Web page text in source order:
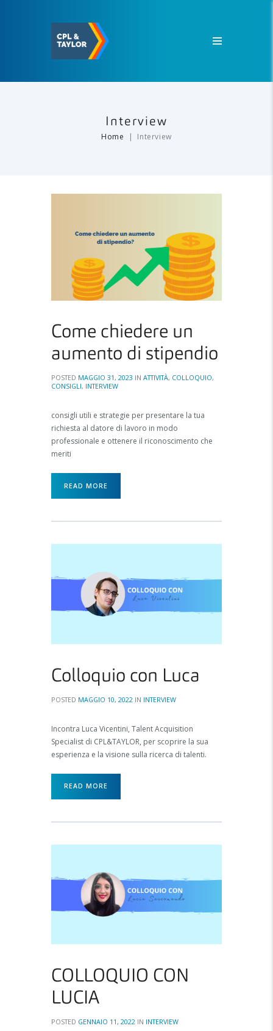
Interview
Home Interview
Come chiedere un
aumento di stipendio
POSTED MAGGIO 31, 2023 IN ATTIVITÀ, COLLOQUIO,
CONSIGLI, INTERVIEW
consigli utili e strategie per presentare la tua
richiesta al datore di lavoro in modo
professionale e ottenere il riconoscimento che
meriti
READ MORE
Colloquio con Luca
POSTED MAGGIO 10, 2022 IN INTERVIEW
Incontra Luca Vicentini, Talent Acquisition
Specialist di CPL&TAYLOR, per scoprire la sua
esperienza e la visione sulla ricerca di talenti.
READ MORE
COLLOQUIO CON
LUCIA
POSTED GENNAIO 11, 2022 IN INTERVIEW